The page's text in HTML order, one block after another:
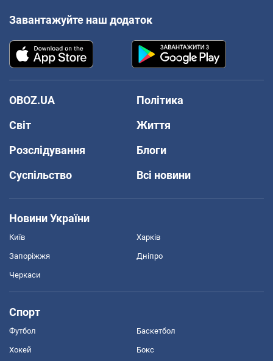
Завантажуйте наш додаток
OBOZ.UA
Політика
Світ
Життя
Розслідування
Блоги
Суспільство
Всі новини
Новини України
Київ Харків
Запоріжжя Дніпро
Черкаси
Спорт
Футбол Баскетбол
Хокей Бокс